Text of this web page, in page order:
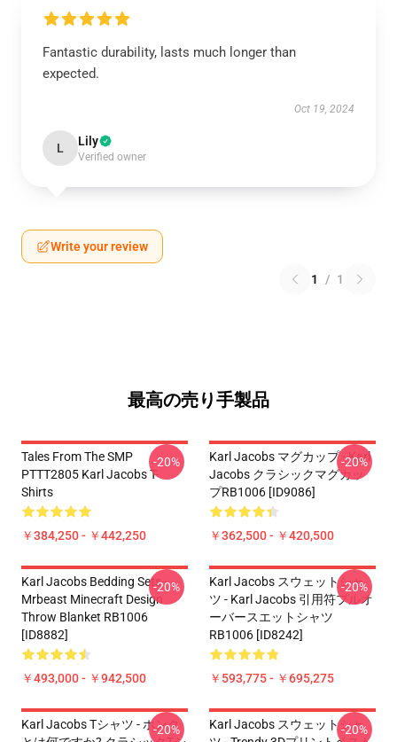
Fantastic durability, lasts much longer than
expected.
Oct 19, 2024
L Lily
Verified owner
Write your review
1 / 1
最高の売り手製品
Tales From The SMP
PTTT2805 Karl Jacobs T-
Shirts
￥384,250 - ￥442,250
-20%
Karl Jacobs マグカップ - Karl
Jacobs クラシックマグカッ
プRB1006 [ID9086]
￥362,500 - ￥420,500
-20%
Karl Jacobs Bedding Sets -
Mrbeast Minecraft Design
Throw Blanket RB1006
[ID8882]
￥493,000 - ￥942,500
-20%
Karl Jacobs スウェットシャ
ツ - Karl Jacobs 引用符プルオ
ーバースエットシャツ
RB1006 [ID8242]
￥593,775 - ￥695,275
-20%
Karl Jacobs Tシャツ - ホンク
-20%
Karl Jacobs スウェットシャ
-20%